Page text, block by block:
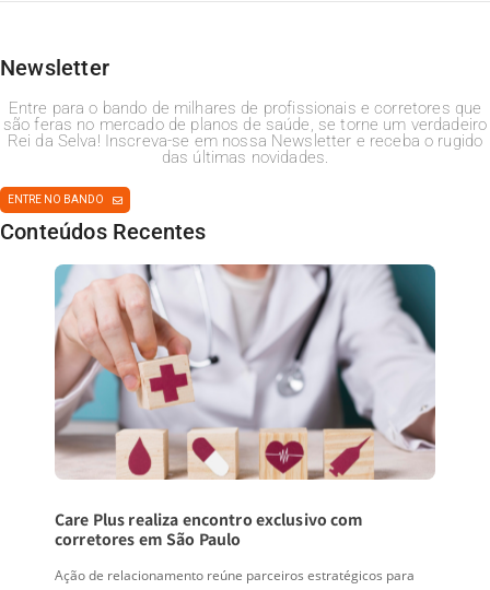
Newsletter
Entre para o bando de milhares de profissionais e corretores que
são feras no mercado de planos de saúde, se torne um verdadeiro
Rei da Selva! Inscreva-se em nossa Newsletter e receba o rugido
das últimas novidades.
ENTRE NO BANDO
Conteúdos Recentes
Care Plus realiza encontro exclusivo com
corretores em São Paulo
Ação de relacionamento reúne parceiros estratégicos para